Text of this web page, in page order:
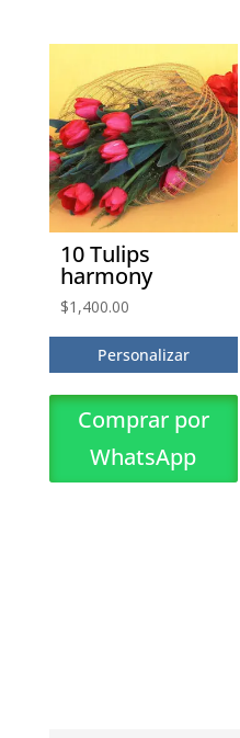
10 Tulips
harmony
$1,400.00
Personalizar
Comprar por
WhatsApp